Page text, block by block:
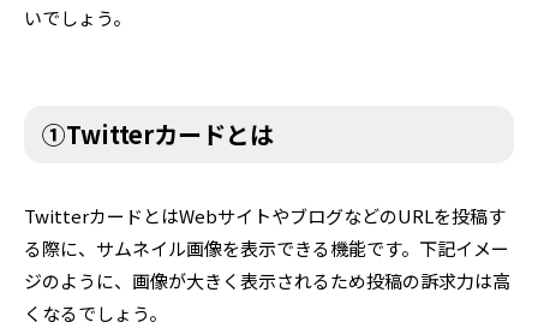
いでしょう。
①Twitterカードとは
TwitterカードとはWebサイトやブログなどのURLを投稿す
る際に、サムネイル画像を表示できる機能です。下記イメー
ジのように、画像が大きく表示されるため投稿の訴求力は高
くなるでしょう。